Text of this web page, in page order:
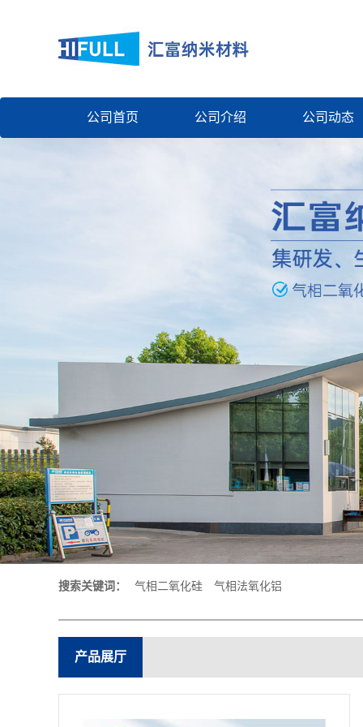
公司首页 公司介绍 公司动态
搜索关键词： 气相二氧化硅 气相法氧化铝
产品展厅